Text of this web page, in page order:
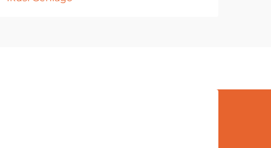
merkataritza lehiakorrean, markak